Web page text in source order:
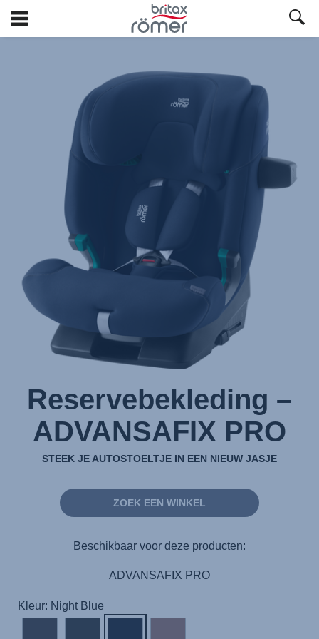
Ga
Reservebekleding
Reservebekleding –
ADVANSAFIX PRO
STEEK JE AUTOSTOELTJE IN EEN NIEUW JASJE
ZOEK EEN WINKEL
Beschikbaar voor deze producten:
ADVANSAFIX PRO
Kleur: Night Blue